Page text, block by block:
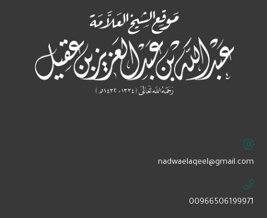
‏nadwaelaqeel@gmail.com
00966506199971